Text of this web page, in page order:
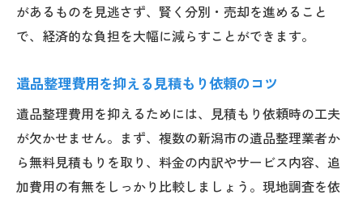
があるものを見逃さず、賢く分別・売却を進めること
で、経済的な負担を大幅に減らすことができます。
遺品整理費用を抑える見積もり依頼のコツ
遺品整理費用を抑えるためには、見積もり依頼時の工夫
が欠かせません。まず、複数の新潟市の遺品整理業者か
ら無料見積もりを取り、料金の内訳やサービス内容、追
加費用の有無をしっかり比較しましょう。現地調査を依